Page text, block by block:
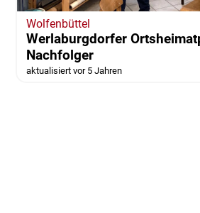
Wolfenbüttel
Werlaburgdorfer
Nachfolger
aktualisiert vor 5 Jahren